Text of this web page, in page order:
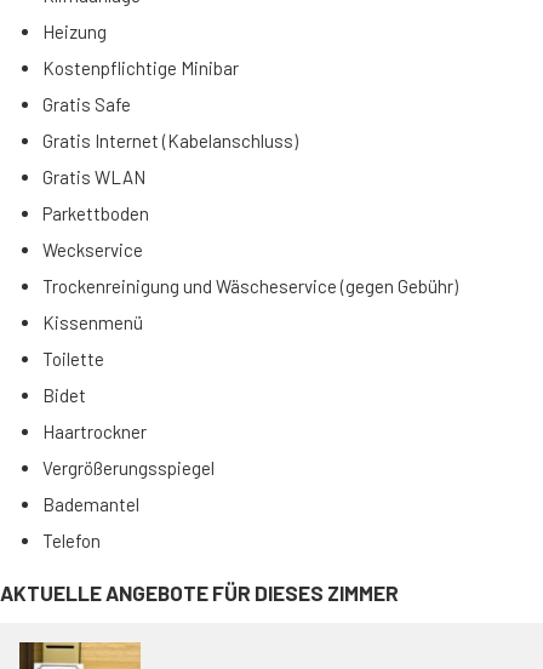
Heizung
Kostenpflichtige Minibar
Gratis Safe
Gratis Internet (Kabelanschluss)
Gratis WLAN
Parkettboden
Weckservice
Trockenreinigung und Wäscheservice (gegen Gebühr)
Kissenmenü
Toilette
Bidet
Haartrockner
Vergrößerungsspiegel
Bademantel
Telefon
AKTUELLE ANGEBOTE FÜR DIESES ZIMMER